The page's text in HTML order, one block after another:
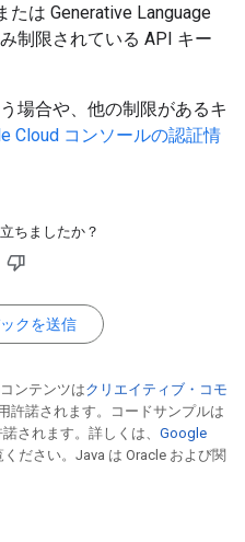
は Generative Language
制限されている API キー
場合や、他の制限があるキ
Cloud コンソールの認証情
ちましたか？
クを送信
ンテンツはクリエイティブ・コモ
許諾されます。コードサンプルは
されます。詳しくは、 Google
ください。Java は Oracle および関